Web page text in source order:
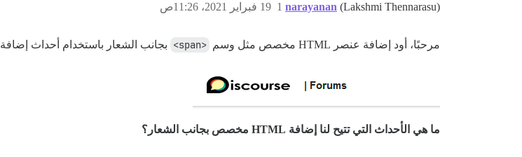
narayanan (Lakshmi Thennarasu) 19 فبراير 2021، 11:26ص 1
مرحبًا، أود إضافة عنصر HTML مخصص مثل وسم <span> بجانب الشعار باستخدام أحداث إضافة Discourse.
ما هي الأحداث التي تتيح لنا إضافة HTML مخصص بجانب الشعار؟